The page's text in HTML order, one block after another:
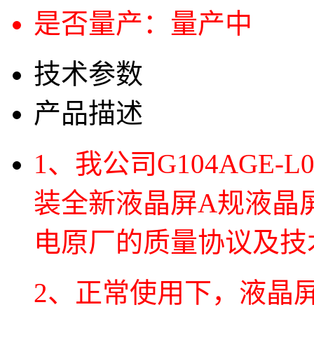
是否量产： 量产中
技术参数
产品描述
1、我公司G104AGE-
装全新液晶屏A规液晶
电原厂的质量协议及
2、正常使用下，液晶